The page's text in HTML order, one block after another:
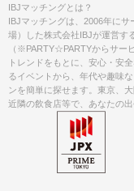
IBJマッチングとは？
IBJマッチングは、2006年に
場）した株式会社IBJが運営す
（※PARTY☆PARTYからサー
トレンドをもとに、安心・安
るイベントから、年代や趣味
ンを簡単に探せます。東京、
近隣の飲食店等で、あなたの出